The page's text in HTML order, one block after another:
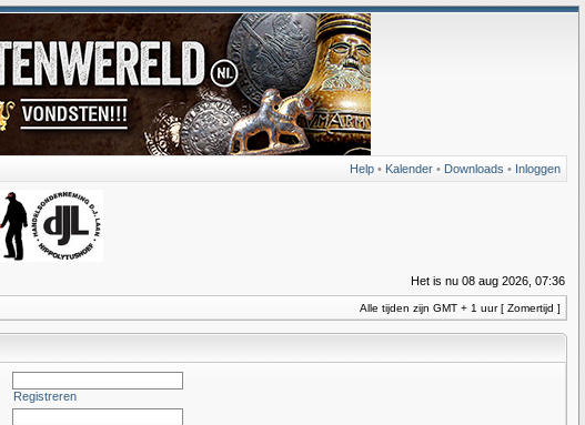
Help • Kalender • Downloads • Inloggen
Het is nu 08 aug 2026, 07:36
Alle tijden zijn GMT + 1 uur [ Zomertijd ]
Registreren